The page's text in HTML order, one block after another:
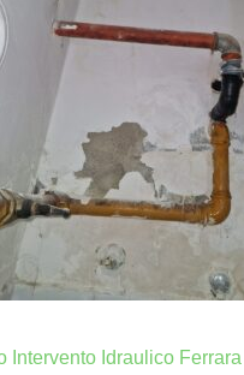
Intervento Idraulico Ferrara